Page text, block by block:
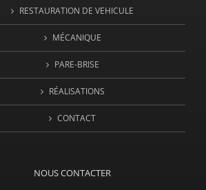
RESTAURATION DE VEHICULE
MÉCANIQUE
PARE-BRISE
RÉALISATIONS
CONTACT
NOUS CONTACTER